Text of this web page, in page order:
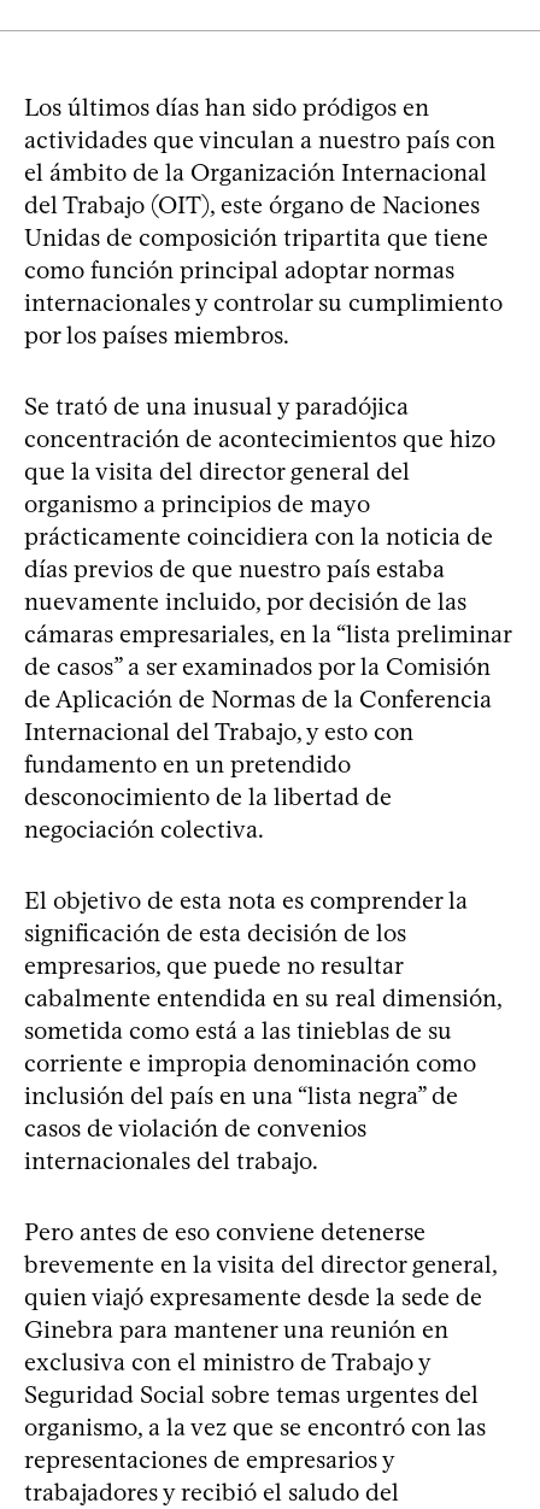
Los últimos días han sido pródigos en
actividades que vinculan a nuestro país con
el ámbito de la Organización Internacional
del Trabajo (OIT), este órgano de Naciones
Unidas de composición tripartita que tiene
como función principal adoptar normas
internacionales y controlar su cumplimiento
por los países miembros.
Se trató de una inusual y paradójica
concentración de acontecimientos que hizo
que la visita del director general del
organismo a principios de mayo
prácticamente coincidiera con la noticia de
días previos de que nuestro país estaba
nuevamente incluido, por decisión de las
cámaras empresariales, en la “lista preliminar
de casos” a ser examinados por la Comisión
de Aplicación de Normas de la Conferencia
Internacional del Trabajo, y esto con
fundamento en un pretendido
desconocimiento de la libertad de
negociación colectiva.
El objetivo de esta nota es comprender la
significación de esta decisión de los
empresarios, que puede no resultar
cabalmente entendida en su real dimensión,
sometida como está a las tinieblas de su
corriente e impropia denominación como
inclusión del país en una “lista negra” de
casos de violación de convenios
internacionales del trabajo.
Pero antes de eso conviene detenerse
brevemente en la visita del director general,
quien viajó expresamente desde la sede de
Ginebra para mantener una reunión en
exclusiva con el ministro de Trabajo y
Seguridad Social sobre temas urgentes del
organismo, a la vez que se encontró con las
representaciones de empresarios y
trabajadores y recibió el saludo del